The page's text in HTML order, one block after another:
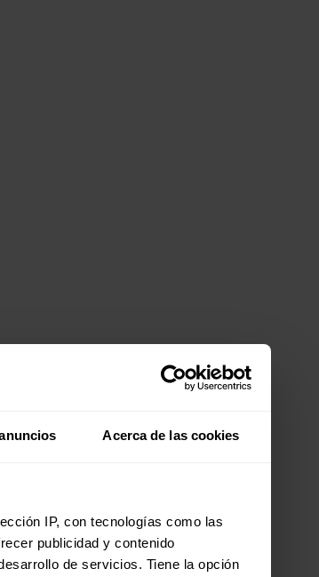
Acerca de las cookies
IP, con tecnologías como las
publicidad y contenido
de servicios. Tiene la opción